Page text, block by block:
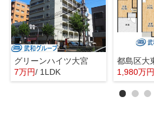
グリーンハイツ大宮
7万円/ 1LDK
1,980万円